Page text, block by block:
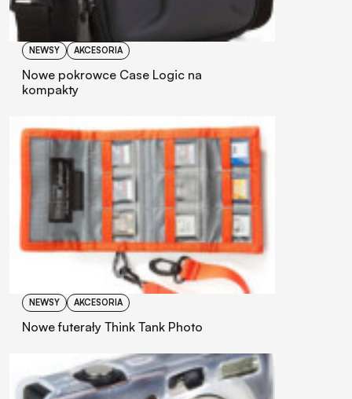
NEWSY AKCESORIA
Nowe pokrowce Case Logic na
kompakty
NEWSY AKCESORIA
Nowe futerały Think Tank Photo